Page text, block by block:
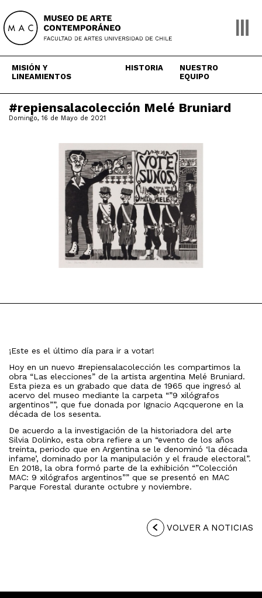
content
MISIÓN Y
LINEAMIENTOS
HISTORIA
NUESTRO
EQUIPO
#repiensalacolección Melé Bruniard
Domingo, 16 de Mayo de 2021
¡Este es el último día para ir a votar!
Hoy en un nuevo #repiensalacolección les compartimos la
obra “Las elecciones” de la artista argentina Melé Bruniard.
Esta pieza es un grabado que data de 1965 que ingresó al
acervo del museo mediante la carpeta “”9 xilógrafos
argentinos””, que fue donada por Ignacio Aqcquerone en la
década de los sesenta.
De acuerdo a la investigación de la historiadora del arte
Silvia Dolinko, esta obra refiere a un “evento de los años
treinta, periodo que en Argentina se le denominó ‘la década
infame’, dominado por la manipulación y el fraude electoral”.
En 2018, la obra formó parte de la exhibición “”Colección
MAC: 9 xilógrafos argentinos”” que se presentó en MAC
Parque Forestal durante octubre y noviembre.
VOLVER A NOTICIAS